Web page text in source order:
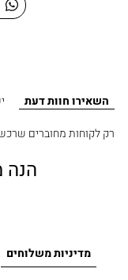
השאירו חוות דעת
רק לקוחות מחוברים
מדיניות משלוחים